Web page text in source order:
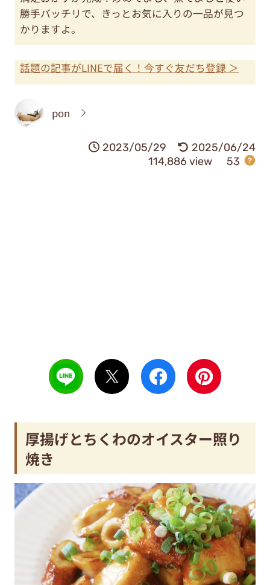
勝手バッチリで、きっとお気に入りの一品が見つ
かりますよ。
話題の記事がLINEで届く！今すぐ友だち登録 ＞
pon
2023/05/29
2025/06/24
114,886 view
53
厚揚げとちくわのオイスター照り
焼き